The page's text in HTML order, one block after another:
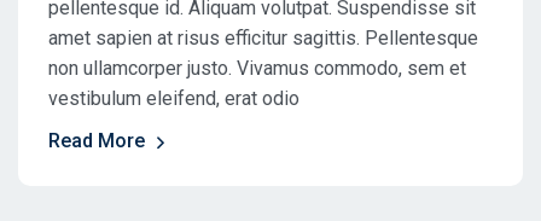
pellentesque id. Aliquam volutpat. Suspendisse sit
amet sapien at risus efficitur sagittis. Pellentesque
non ullamcorper justo. Vivamus commodo, sem et
vestibulum eleifend, erat odio
Read More